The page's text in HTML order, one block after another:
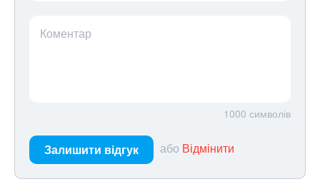
Коментар
1000 символів
Залишити відгук або Відмінити